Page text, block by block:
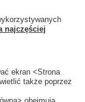
najczęściej
ekran <Strona
także poprzez